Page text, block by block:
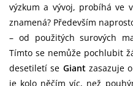
Kliky:
Shimano
XL:170mm
Středové
složení:
Shimano,
výzkum a vývoj, probíhá ve
znamená? Především
– od použitých surových
Tímto se nemůže pochlubit
desetiletí se Giant zasazuje
je kolo něčím víc, než